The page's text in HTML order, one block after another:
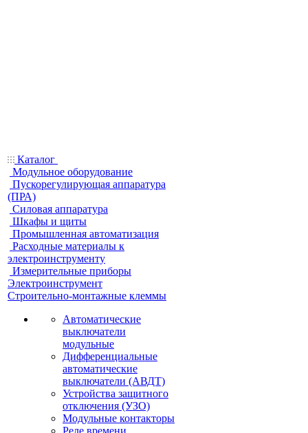
Каталог
Модульное оборудование
Пускорегулирующая аппаратура
(ПРА)
Силовая аппаратура
Шкафы и щиты
Промышленная автоматизация
Расходные материалы к
электроинструменту
Измерительные приборы
Электроинструмент
Строительно-монтажные клеммы
Автоматические
выключатели
модульные
Дифференциальные
автоматические
выключатели (АВДТ)
Устройства защитного
отключения (УЗО)
Модульные контакторы
Реле времени